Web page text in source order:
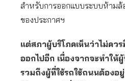
สำหรับการออกแบบระบบห้ามล้
ของประกาศฯ
แต่สภาผู้บริโภคเห็นว่าไม่คว
ออกไปอีก เนื่องจากจะทำให้
รวมถึงผู้ที่ใช้รถใช้ถนนต้องอ